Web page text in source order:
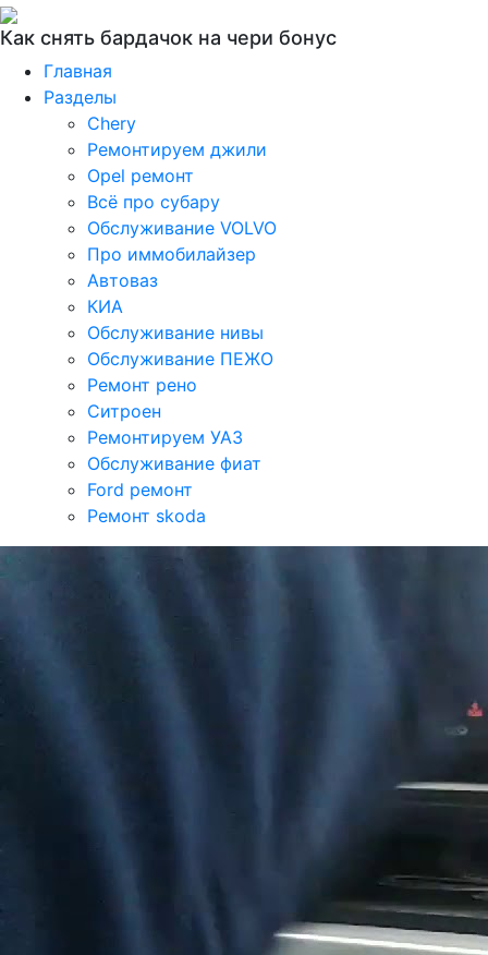
Как снять бардачок на чери бонус
Главная
Разделы
Chery
Ремонтируем джили
Opel ремонт
Всё про субару
Обслуживание VOLVO
Про иммобилайзер
Автоваз
КИА
Обслуживание нивы
Обслуживание ПЕЖО
Ремонт рено
Ситроен
Ремонтируем УАЗ
Обслуживание фиат
Ford ремонт
Ремонт skoda